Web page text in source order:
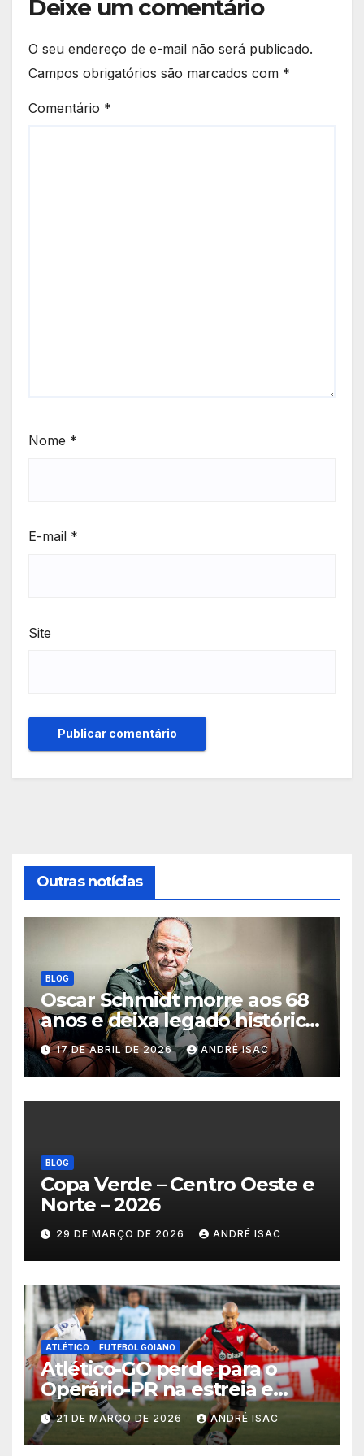
Deixe um comentário
O seu endereço de e-mail não será publicado.
Campos obrigatórios são marcados com *
Comentário *
Nome *
E-mail *
Site
Outras notícias
BLOG
Oscar Schmidt morre aos 68
anos e deixa legado histórico
no basquete mundial
17 DE ABRIL DE 2026 ANDRÉ ISAC
BLOG
Copa Verde – Centro Oeste e
Norte – 2026
29 DE MARÇO DE 2026 ANDRÉ ISAC
ATLÉTICO FUTEBOL GOIANO
Atlético-GO perde para o
Operário-PR na estreia e
começa sob pressão a Série B
2026
21 DE MARÇO DE 2026 ANDRÉ ISAC